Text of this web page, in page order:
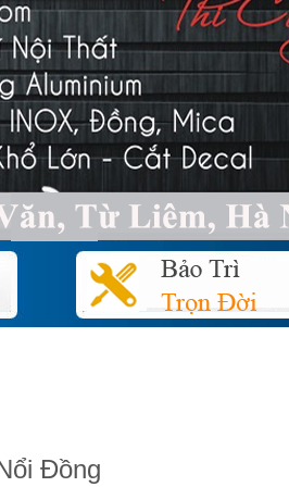
Đồng